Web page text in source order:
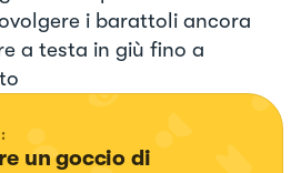
i barattoli ancora
a testa in giù fino a
un goccio di